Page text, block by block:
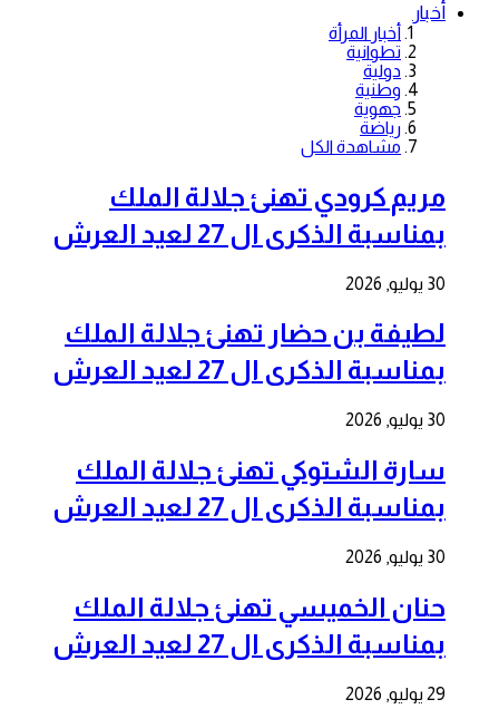
أخبار
أخبار المرأة
تطوانية
دولية
وطنية
جهوية
رياضة
مشاهدة الكل
مريم كرودي تهنئ جلالة الملك
بمناسبة الذكرى ال 27 لعيد العرش
30 يوليو, 2026
لطيفة بن حضار تهنئ جلالة الملك
بمناسبة الذكرى ال 27 لعيد العرش
30 يوليو, 2026
سارة الشتوكي تهنئ جلالة الملك
بمناسبة الذكرى ال 27 لعيد العرش
30 يوليو, 2026
حنان الخميسي تهنئ جلالة الملك
بمناسبة الذكرى ال 27 لعيد العرش
29 يوليو, 2026